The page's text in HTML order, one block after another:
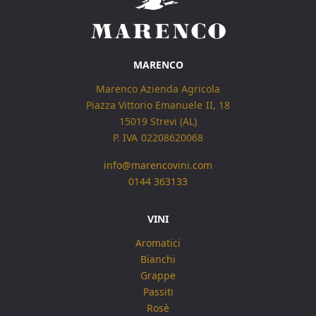
MARENCO
Marenco Azienda Agricola
Piazza Vittorio Emanuele II, 18
15019 Strevi (AL)
P. IVA 02208620068
info@marencovini.com
0144 363133
VINI
Aromatici
Bianchi
Grappe
Passiti
Rosè